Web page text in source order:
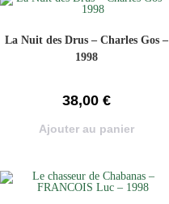
La Nuit des Drus – Charles Gos –
1998
38,00 €
Ajouter au panier